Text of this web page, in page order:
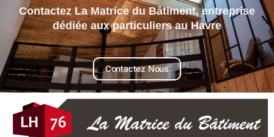
Contactez La Matrice du Bâtiment, entreprise
dédiée aux particuliers au Havre
Contactez Nous